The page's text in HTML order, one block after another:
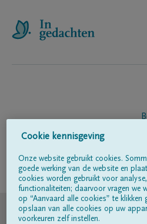
Volg ons op
©
Cookie kennisgeving
Onze website gebruikt cookies.
goede werking van de website en
cookies worden gebruikt voor
functionaliteiten; daarvoor vragen we
op “Aanvaard alle cookies” te klikken
opslaan van alle cookies op uw
voorkeuren zelf instellen.